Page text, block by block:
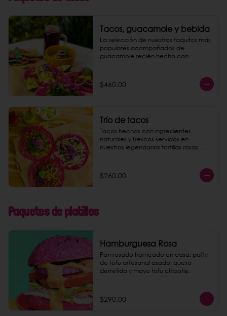
Tacos, guacamole y bebida
La selección de nuestros taquitos más
populares acompañados de
guacamole recién hecho con
jamaica o limonada rosa.
$460.00
Trío de tacos
Tacos hechos con ingredientes
naturales y frescos servidos en
nuestras legendarias tortillas rosas
pastor de setas - machacha tofu -
coliflor con requesón de coco -
$260.00
Paquetes de platillos
Hamburguesa Rosa
Pan rosado horneado en casa, patty
de tofu artesanal asado, queso
derretido y mayo tofu chipotle.
$290.00